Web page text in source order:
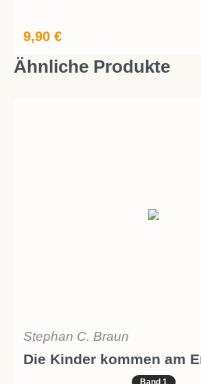
9,90 €
Ähnliche Produkte
Stephan C. Braun
Die Kinder kommen am
Band 1